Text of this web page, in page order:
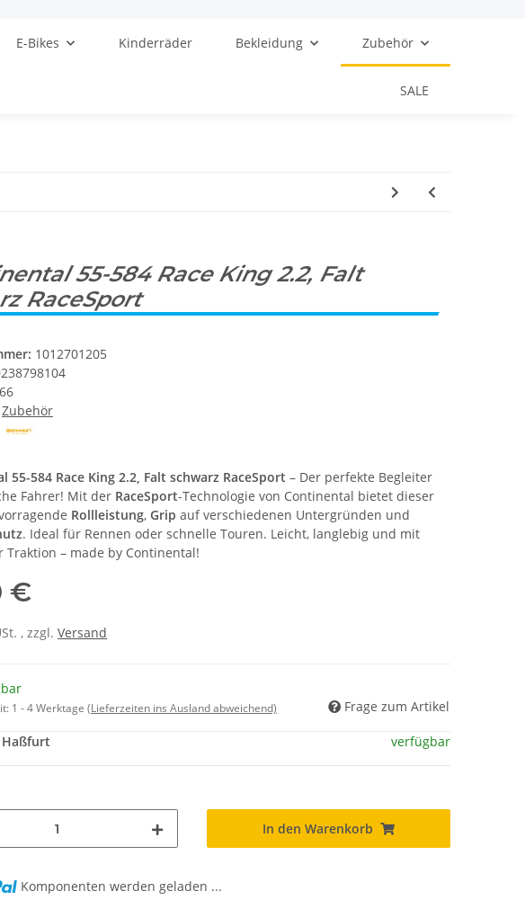
E-Bikes Kinderräder Bekleidung Zubehör
SALE
55-584 Race King 2.2, Falt
RaceSport
1012701205
Zubehör
55-584 Race King 2.2, Falt schwarz RaceSport – Der perfekte Begleiter
Fahrer! Mit der RaceSport-Technologie von Continental bietet dieser
Rollleistung, Grip auf verschiedenen Untergründen und
. Ideal für Rennen oder schnelle Touren. Leicht, langlebig und mit
– made by Continental!
€
, zzgl. Versand
1 - 4 Werktage (Lieferzeiten ins Ausland abweichend) Frage zum Artikel
Haßfurt verfügbar
In den Warenkorb
Komponenten werden geladen ...